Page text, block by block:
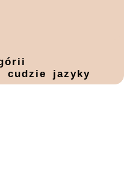
cudzie jazyky